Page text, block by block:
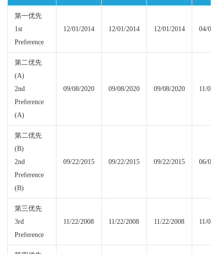
第一优先
1st
Preference
12/01/2014 12/01/2014 12/01/2014 04/01/
第二优先
(A)
2nd
Preference
(A)
09/08/2020 09/08/2020 09/08/2020 11/01/
第二优先
(B)
2nd
Preference
(B)
09/22/2015 09/22/2015 09/22/2015 06/01/
第三优先
3rd
Preference
11/22/2008 11/22/2008 11/22/2008 11/01/